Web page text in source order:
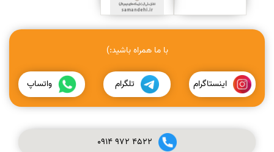
با ما همراه باشید:)
اینستاگرام تلگرام واتساپ
0914972 4522